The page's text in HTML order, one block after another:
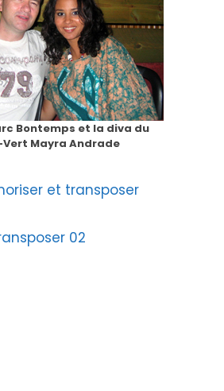
Bontemps et la diva du
Mayra Andrade
et transposer
02